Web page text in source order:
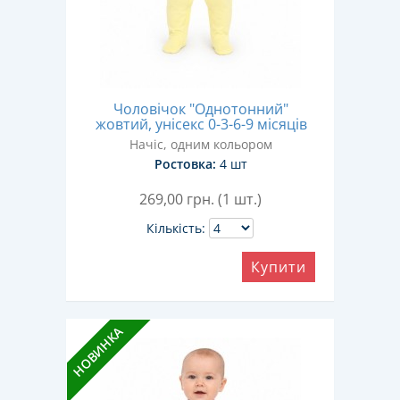
Чоловічок "Однотонний"
жовтий, унісекс 0-3-6-9 місяців
Начіс, одним кольором
Ростовка: 4 шт
269,00 грн. (1 шт.)
Кількість:
Купити
НОВИНКА